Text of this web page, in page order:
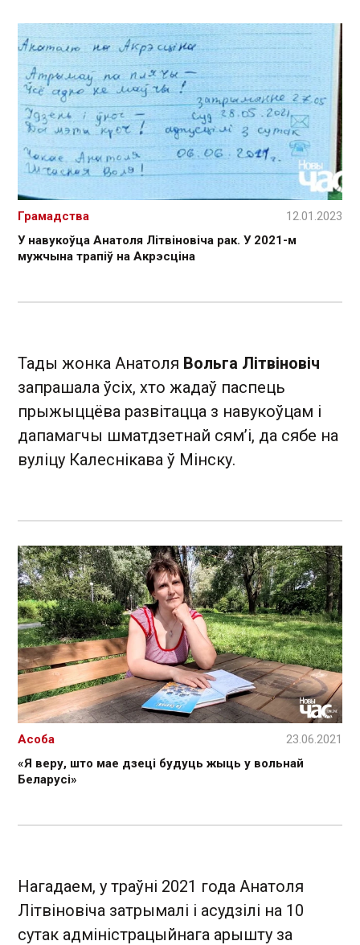
У навукоўца Анатоля Літвіновіча рак. У 2021-м
мужчына трапіў на Акрэсціна
Грамадства 12.01.2023
Тады жонка Анатоля Вольга Літвіновіч
запрашала ўсіх, хто жадаў паспець
прыжыццёва развітацца з навукоўцам і
дапамагчы шматдзетнай сям’і, да сябе на
вуліцу Калеснікава ў Мінску.
«Я веру, што мае дзеці будуць жыць у вольнай
Беларусі»
Асоба 23.06.2021
Нагадаем, у траўні 2021 года Анатоля
Літвіновіча затрымалі і асудзілі на 10
сутак адміністрацыйнага арышту за